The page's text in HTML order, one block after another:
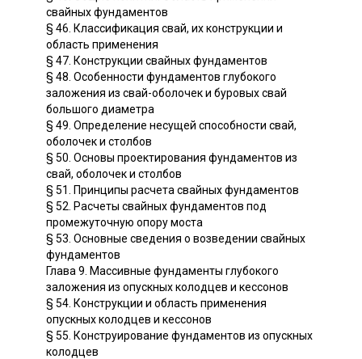
свайных фундаментов
§ 46. Классификация свай, их конструкции и
область применения
§ 47. Конструкции свайных фундаментов
§ 48. Особенности фундаментов глубокого
заложения из свай-оболочек и буровых свай
большого диаметра
§ 49. Определение несущей способности свай,
оболочек и столбов
§ 50. Основы проектирования фундаментов из
свай, оболочек и столбов
§ 51. Принципы расчета свайных фундаментов
§ 52. Расчеты свайных фундаментов под
промежуточную опору моста
§ 53. Основные сведения о возведении свайных
фундаментов
Глава 9. Массивные фундаменты глубокого
заложения из опускных колодцев и кессонов
§ 54. Конструкции и область применения
опускных колодцев и кессонов
§ 55. Конструирование фундаментов из опускных
колодцев